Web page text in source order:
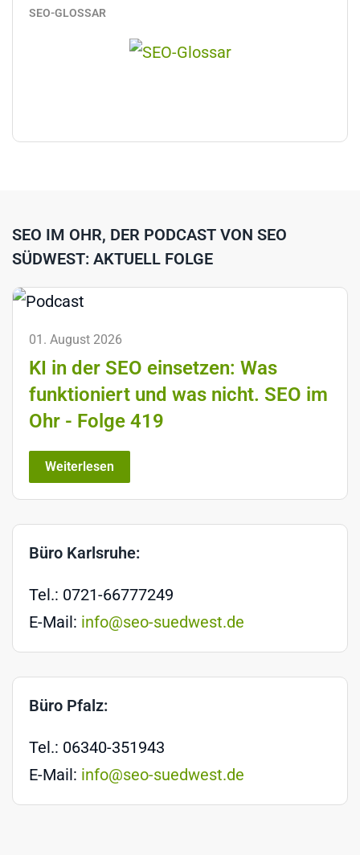
SEO-GLOSSAR
SEO IM OHR, DER PODCAST VON SEO
SÜDWEST: AKTUELL FOLGE
01. August 2026
KI in der SEO einsetzen: Was
funktioniert und was nicht. SEO im
Ohr - Folge 419
Weiterlesen
Büro Karlsruhe:
Tel.: 0721-66777249
E-Mail: info@seo-suedwest.de
Büro Pfalz:
Tel.: 06340-351943
E-Mail: info@seo-suedwest.de